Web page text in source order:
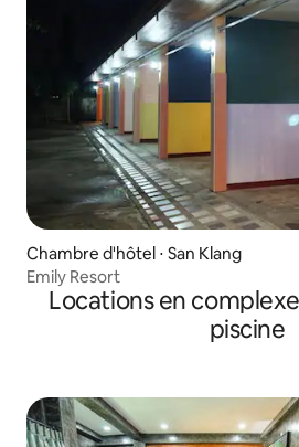
Chambre d'hôtel ⋅ San Klang
Emily Resort
Locations en
piscine